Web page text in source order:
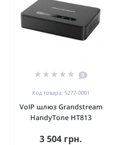
0
Код товара: 5277-0001
VoIP шлюз Grandstream
HandyTone HT813
3 504 грн.